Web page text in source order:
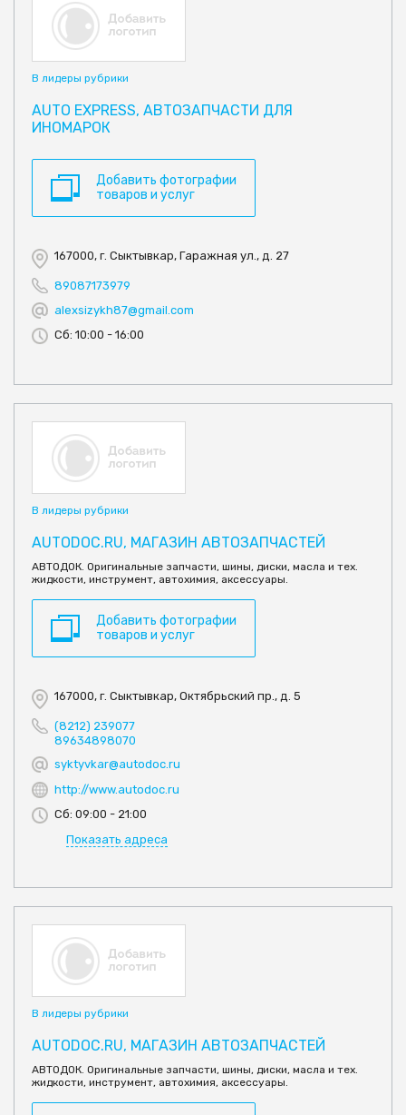
В лидеры рубрики
AUTO EXPRESS, АВТОЗАПЧАСТИ ДЛЯ
ИНОМАРОК
Добавить фотографии
товаров и услуг
167000, г. Сыктывкар, Гаражная ул., д. 27
89087173979
alexsizykh87@gmail.com
Сб: 10:00 - 16:00
В лидеры рубрики
AUTODOC.RU, МАГАЗИН АВТОЗАПЧАСТЕЙ
АВТОДОК. Оригинальные запчасти, шины, диски, масла и тех.
жидкости, инструмент, автохимия, аксессуары.
Добавить фотографии
товаров и услуг
167000, г. Сыктывкар, Октябрьский пр., д. 5
(8212) 239077
89634898070
syktyvkar@autodoc.ru
http://www.autodoc.ru
Сб: 09:00 - 21:00
Показать адреса
В лидеры рубрики
AUTODOC.RU, МАГАЗИН АВТОЗАПЧАСТЕЙ
АВТОДОК. Оригинальные запчасти, шины, диски, масла и тех.
жидкости, инструмент, автохимия, аксессуары.